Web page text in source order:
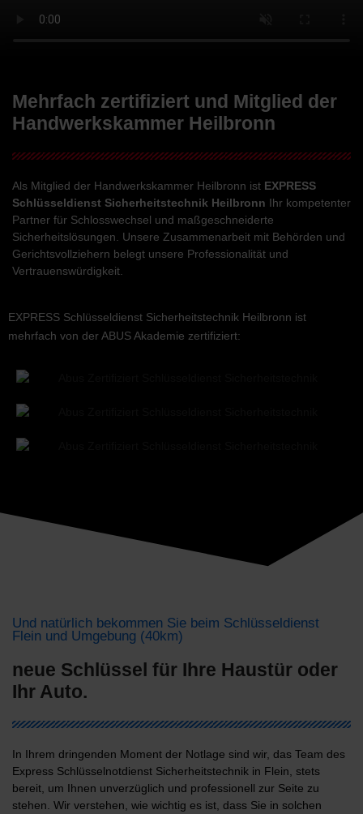
Mehrfach zertifiziert und Mitglied der
Handwerkskammer Heilbronn
Als Mitglied der Handwerkskammer Heilbronn ist EXPRESS
Schlüsseldienst Sicherheitstechnik Heilbronn Ihr kompetenter
Partner für Schlosswechsel und maßgeschneiderte
Sicherheitslösungen. Unsere Zusammenarbeit mit Behörden und
Gerichtsvollziehern belegt unsere Professionalität und
Vertrauenswürdigkeit.
EXPRESS Schlüsseldienst Sicherheitstechnik Heilbronn ist
mehrfach von der ABUS Akademie zertifiziert:
Und natürlich bekommen Sie beim Schlüsseldienst
Flein und Umgebung (40km)
neue Schlüssel für Ihre Haustür oder
Ihr Auto.
In Ihrem dringenden Moment der Notlage sind wir, das Team des
Express Schlüsselnotdienst Sicherheitstechnik in Flein, stets
bereit, um Ihnen unverzüglich und professionell zur Seite zu
stehen. Wir verstehen, wie wichtig es ist, dass Sie in solchen